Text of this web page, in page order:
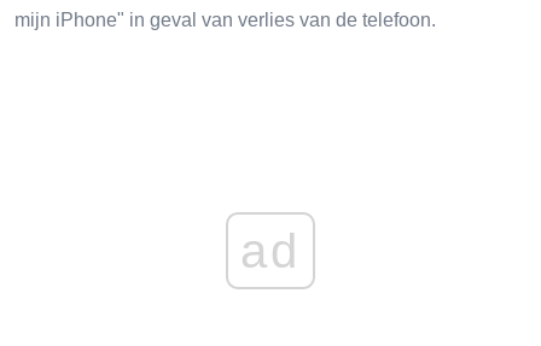
mijn iPhone" in geval van verlies van de telefoon.
ad